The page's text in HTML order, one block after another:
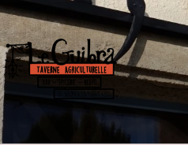
LE GUIBRA
Taverne Agriculturelle • Bar –